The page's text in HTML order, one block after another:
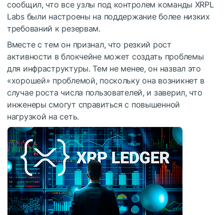
сообщил, что все узлы под контролем команды XRPL
Labs были настроены на поддержание более низких
требований к резервам.
Вместе с тем он признал, что резкий рост
активности в блокчейне может создать проблемы
для инфраструктуры. Тем не менее, он назвал это
«хорошей» проблемой, поскольку она возникнет в
случае роста числа пользователей, и заверил, что
инженеры смогут справиться с повышенной
нагрузкой на сеть.